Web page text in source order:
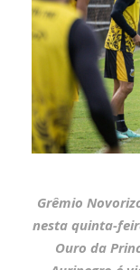
Grêmio
nesta quinta-
Ouro da